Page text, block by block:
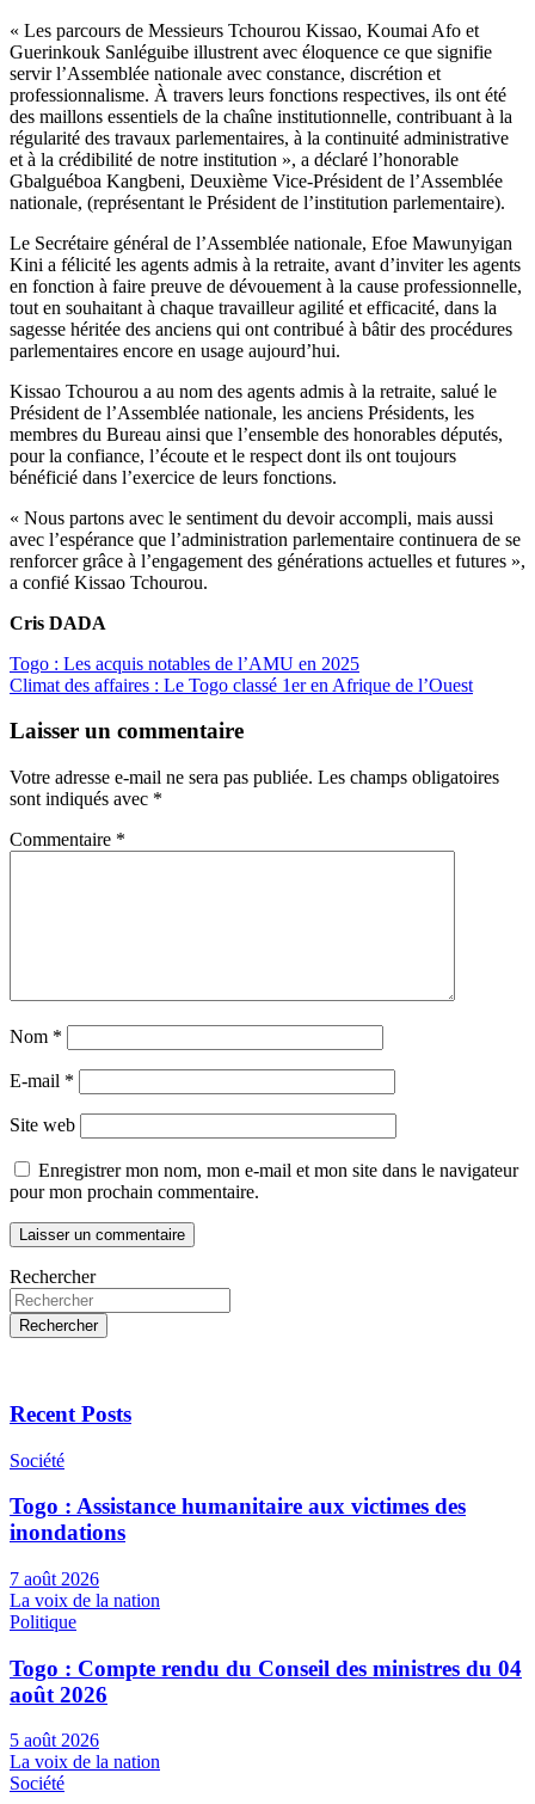
« Les parcours de Messieurs Tchourou Kissao, Koumai Afo et
Guerinkouk Sanléguibe illustrent avec éloquence ce que signifie
servir l’Assemblée nationale avec constance, discrétion et
professionnalisme. À travers leurs fonctions respectives, ils ont été
des maillons essentiels de la chaîne institutionnelle, contribuant à la
régularité des travaux parlementaires, à la continuité administrative
et à la crédibilité de notre institution », a déclaré l’honorable
Gbalguéboa Kangbeni, Deuxième Vice-Président de l’Assemblée
nationale, (représentant le Président de l’institution parlementaire).
Le Secrétaire général de l’Assemblée nationale, Efoe Mawunyigan
Kini a félicité les agents admis à la retraite, avant d’inviter les agents
en fonction à faire preuve de dévouement à la cause professionnelle,
tout en souhaitant à chaque travailleur agilité et efficacité, dans la
sagesse héritée des anciens qui ont contribué à bâtir des procédures
parlementaires encore en usage aujourd’hui.
Kissao Tchourou a au nom des agents admis à la retraite, salué le
Président de l’Assemblée nationale, les anciens Présidents, les
membres du Bureau ainsi que l’ensemble des honorables députés,
pour la confiance, l’écoute et le respect dont ils ont toujours
bénéficié dans l’exercice de leurs fonctions.
« Nous partons avec le sentiment du devoir accompli, mais aussi
avec l’espérance que l’administration parlementaire continuera de se
renforcer grâce à l’engagement des générations actuelles et futures »,
a confié Kissao Tchourou.
Cris DADA
Navigation
de
l’article
Togo : Les acquis notables de l’AMU en 2025
Climat des affaires : Le Togo classé 1er en Afrique de l’Ouest
Laisser un commentaire
Votre adresse e-mail ne sera pas publiée. Les champs obligatoires
sont indiqués avec *
Commentaire *
Nom *
E-mail *
Site web
Enregistrer mon nom, mon e-mail et mon site dans le navigateur
pour mon prochain commentaire.
Rechercher
Rechercher
Recent Posts
Société
Togo : Assistance humanitaire aux victimes des
inondations
7 août 2026
La voix de la nation
Politique
Togo : Compte rendu du Conseil des ministres du 04
août 2026
5 août 2026
La voix de la nation
Société